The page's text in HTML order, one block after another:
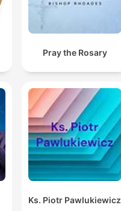
Pray the Rosary
Ks. Piotr Pawlukiewicz